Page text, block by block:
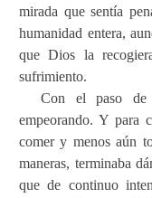
mirada que sentía
humanidad entera,
que Dios la
sufrimiento.
Con el paso
empeorando. Y para
comer y menos aún
maneras, terminaba
que de continuo